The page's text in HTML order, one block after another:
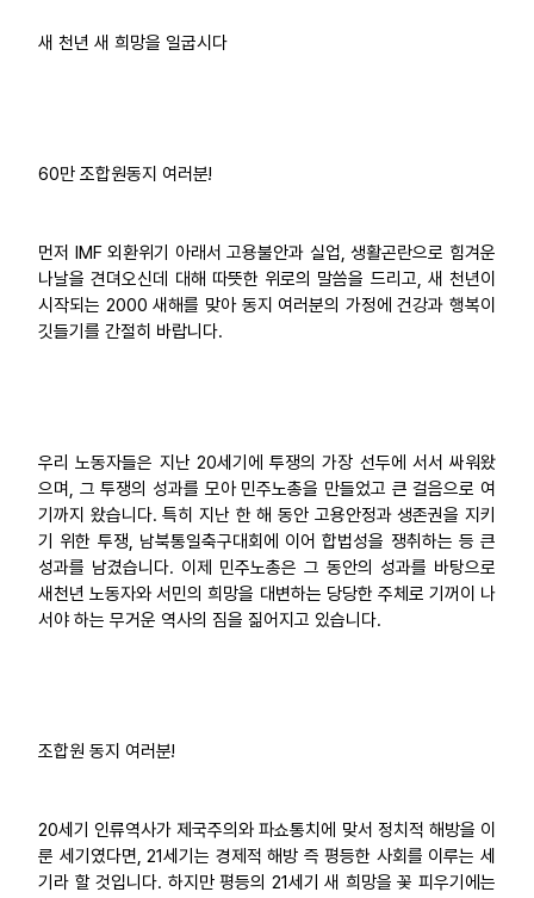
새 천년 새 희망을 일굽시다
60만 조합원동지 여러분!
먼저 IMF 외환위기 아래서 고용불안과 실업, 생활곤란으로 힘겨운
나날을 견뎌오신데 대해 따뜻한 위로의 말씀을 드리고, 새 천년이
시작되는 2000 새해를 맞아 동지 여러분의 가정에 건강과 행복이
깃들기를 간절히 바랍니다.
우리 노동자들은 지난 20세기에 투쟁의 가장 선두에 서서 싸워왔
으며, 그 투쟁의 성과를 모아 민주노총을 만들었고 큰 걸음으로 여
기까지 왔습니다. 특히 지난 한 해 동안 고용안정과 생존권을 지키
기 위한 투쟁, 남북통일축구대회에 이어 합법성을 쟁취하는 등 큰
성과를 남겼습니다. 이제 민주노총은 그 동안의 성과를 바탕으로
새천년 노동자와 서민의 희망을 대변하는 당당한 주체로 기꺼이 나
서야 하는 무거운 역사의 짐을 짊어지고 있습니다.
조합원 동지 여러분!
20세기 인류역사가 제국주의와 파쇼통치에 맞서 정치적 해방을 이
룬 세기였다면, 21세기는 경제적 해방 즉 평등한 사회를 이루는 세
기라 할 것입니다. 하지만 평등의 21세기 새 희망을 꽃 피우기에는